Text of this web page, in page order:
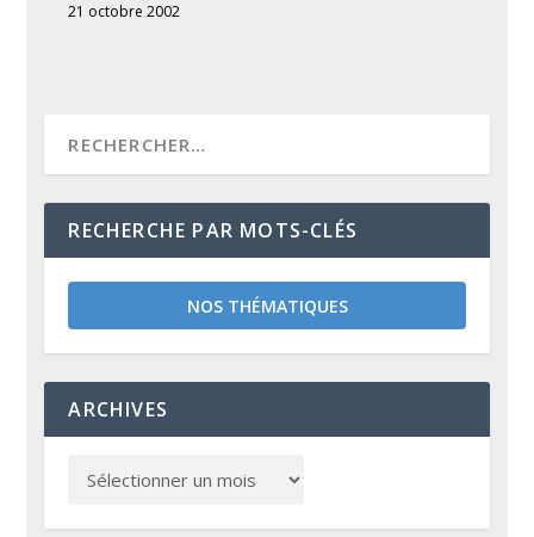
21 octobre 2002
RECHERCHE PAR MOTS-CLÉS
NOS THÉMATIQUES
ARCHIVES